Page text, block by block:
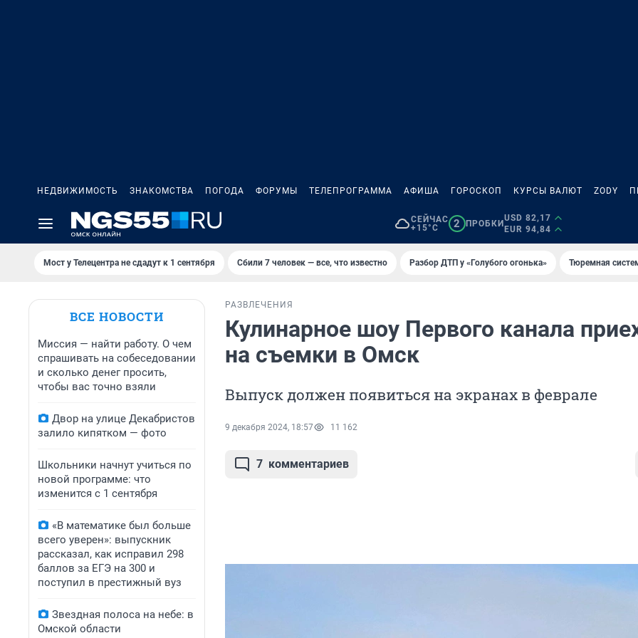
НЕДВИЖИМОСТЬ ЗНАКОМСТВА ПОГОДА ФОРУМЫ ТЕЛЕПРОГРАММА АФИША ГОРОСКОП КУРСЫ ВАЛЮТ ZODY
СЕЙЧАС
+15°C
2 ПРОБКИ
USD 82,17
EUR 94,84
Мост у Телецентра не сдадут к 1 сентября Сбили 7 человек — все, что известно Разбор ДТП у «Голубого огонька» Тюремная
ВСЕ НОВОСТИ
Миссия — найти работу. О чем
спрашивать на собеседовании
и сколько денег просить,
чтобы вас точно взяли
Двор на улице Декабристов
залило кипятком — фото
Школьники начнут учиться по
новой программе: что
изменится с 1 сентября
«В математике был больше
всего уверен»: выпускник
рассказал, как исправил 298
баллов за ЕГЭ на 300 и
поступил в престижный вуз
Звездная полоса на небе: в
Омской области
РАЗВЛЕЧЕНИЯ
Кулинарное шоу Первого канала
на съемки в Омск
Выпуск должен появиться на экранах в феврале
9 декабря 2024, 18:57 11 162
7 комментариев